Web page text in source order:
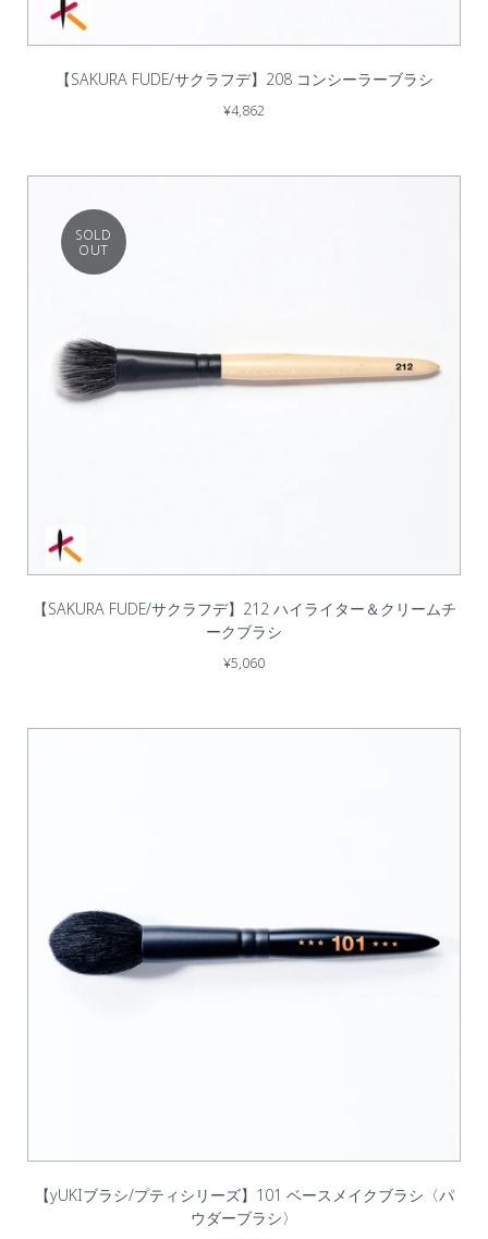
【SAKURA FUDE/サクラフデ】208 コンシーラーブラシ
¥4,862
SOLD
OUT
【SAKURA FUDE/サクラフデ】212 ハイライター＆クリームチ
ークブラシ
¥5,060
【yUKIブラシ/プティシリーズ】101 ベースメイクブラシ〈パ
ウダーブラシ〉